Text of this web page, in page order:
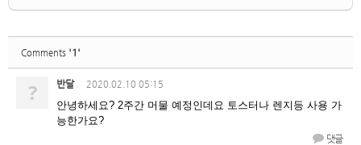
Comments '1'
? 반달 2020.02.10 05:15
안녕하세요? 2주간 머물 예정인데요 토스터나 렌지등 사용 가
능한가요?
댓글